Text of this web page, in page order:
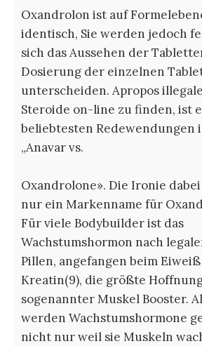
Oxandrolon ist auf
identisch, Sie werden jedoch
sich das Aussehen der
Dosierung der einzelnen
unterscheiden. Apropos illegale
Steroide on-line zu finden, ist
beliebtesten Redewendungen
„Anavar vs.
Oxandrolone». Die Ironie
nur ein Markenname für
Für viele Bodybuilder ist das
Wachstumshormon nach
Pillen, angefangen beim
Kreatin(9), die größte
sogenannter Muskel Booster.
werden Wachstumshormone
nicht nur weil sie Muskeln